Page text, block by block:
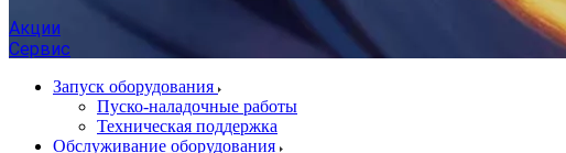
Акции
Сервис
Запуск оборудования
Пуско-наладочные работы
Техническая поддержка
Обслуживание оборудования